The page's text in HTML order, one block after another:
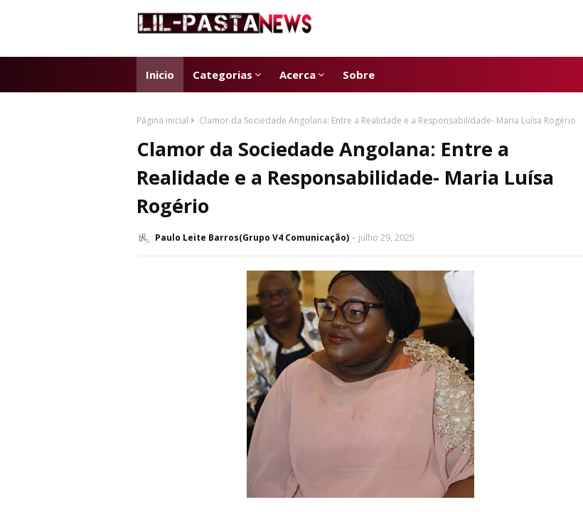
Inicio Categorias Acerca Sobre
Página inicial Clamor da Sociedade Angolana: Entre a Realidade e a Responsabilidade- Maria Luísa Rogério
Clamor da Sociedade Angolana: Entre a
Realidade e a Responsabilidade- Maria Luísa
Rogério
Paulo Leite Barros(Grupo V4 Comunicação) julho 29, 2025